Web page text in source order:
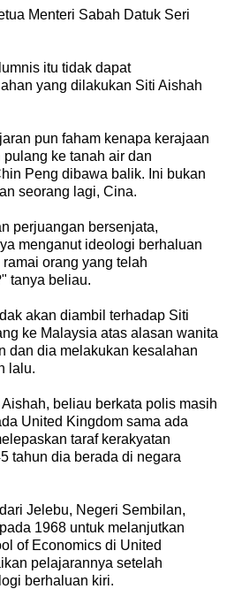
Menteri Sabah Datuk Seri
itu tidak dapat
yang dilakukan Siti Aishah
pun faham kenapa kerajaan
ke tanah air dan
Peng dibawa balik. Ini bukan
seorang lagi, Cina.
perjuangan bersenjata,
menganut ideologi berhaluan
orang yang telah
tanya beliau.
akan diambil terhadap Siti
ke Malaysia atas alasan wanita
dan dia melakukan kesalahan
lalu.
beliau berkata polis masih
United Kingdom sama ada
taraf kerakyatan
tahun dia berada di negara
Jelebu, Negeri Sembilan,
1968 untuk melanjutkan
of Economics di United
pelajarannya setelah
berhaluan kiri.